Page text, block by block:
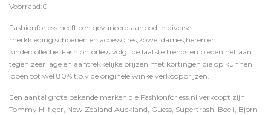
Voorraad:0
Fashionforless heeft een gevarieerd aanbod in diverse
merkkleding,schoenen en accessoires,zowel dames,heren en
kindercollectie. Fashionforless volgt de laatste trends en bieden het aan
tegen zeer lage en aantrekkelijke prijzen met kortingen die op kunnen
lopen tot wel 80% t.o.v de originele winkelverkoopprijzen.
Een aantal grote bekende merken die Fashionforless.nl verkoopt zijn:
Tommy Hilfiger, New Zealand Auckland, Guess, Supertrash, Boeji, Bjorn